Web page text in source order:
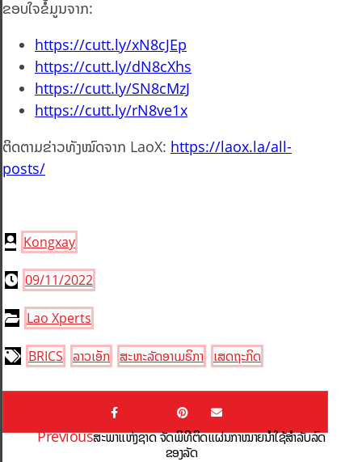
ຂອບໃຈຂໍ້ມູນຈາກ:
https://cutt.ly/xN8cJEp
https://cutt.ly/dN8cXhs
https://cutt.ly/SN8cMzJ
https://cutt.ly/rN8ve1x
ຕິດຕາມຂ່າວທັງໝົດຈາກ LaoX: https://laox.la/all-
posts/
Kongxay
09/11/2022
Lao Xperts
BRICS ລາວເອັກ ສະຫະລັດອາເມຣິກາ ເສດຖະກິດ
Previousສະພາແຫ່ງຊາດ ຈັດພິທີຕິດແຜ່ນກາໝາຍນໍາໃຊ້ສໍາລັບລົດ
ຂອງລັດ